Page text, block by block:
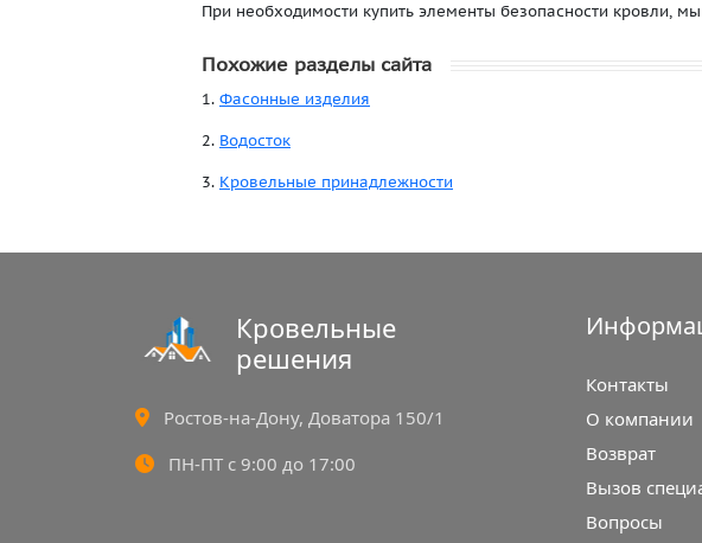
При необходимости купить элементы безопасности кровли,
Похожие разделы сайта
1. Фасонные изделия
2. Водосток
3. Кровельные принадлежности
Кровельные
решения
Ростов-на-Дону, Доватора 150/1
ПН-ПТ с 9:00 до 17:00
Контакты
О компании
Возврат
Вызов
Вопросы